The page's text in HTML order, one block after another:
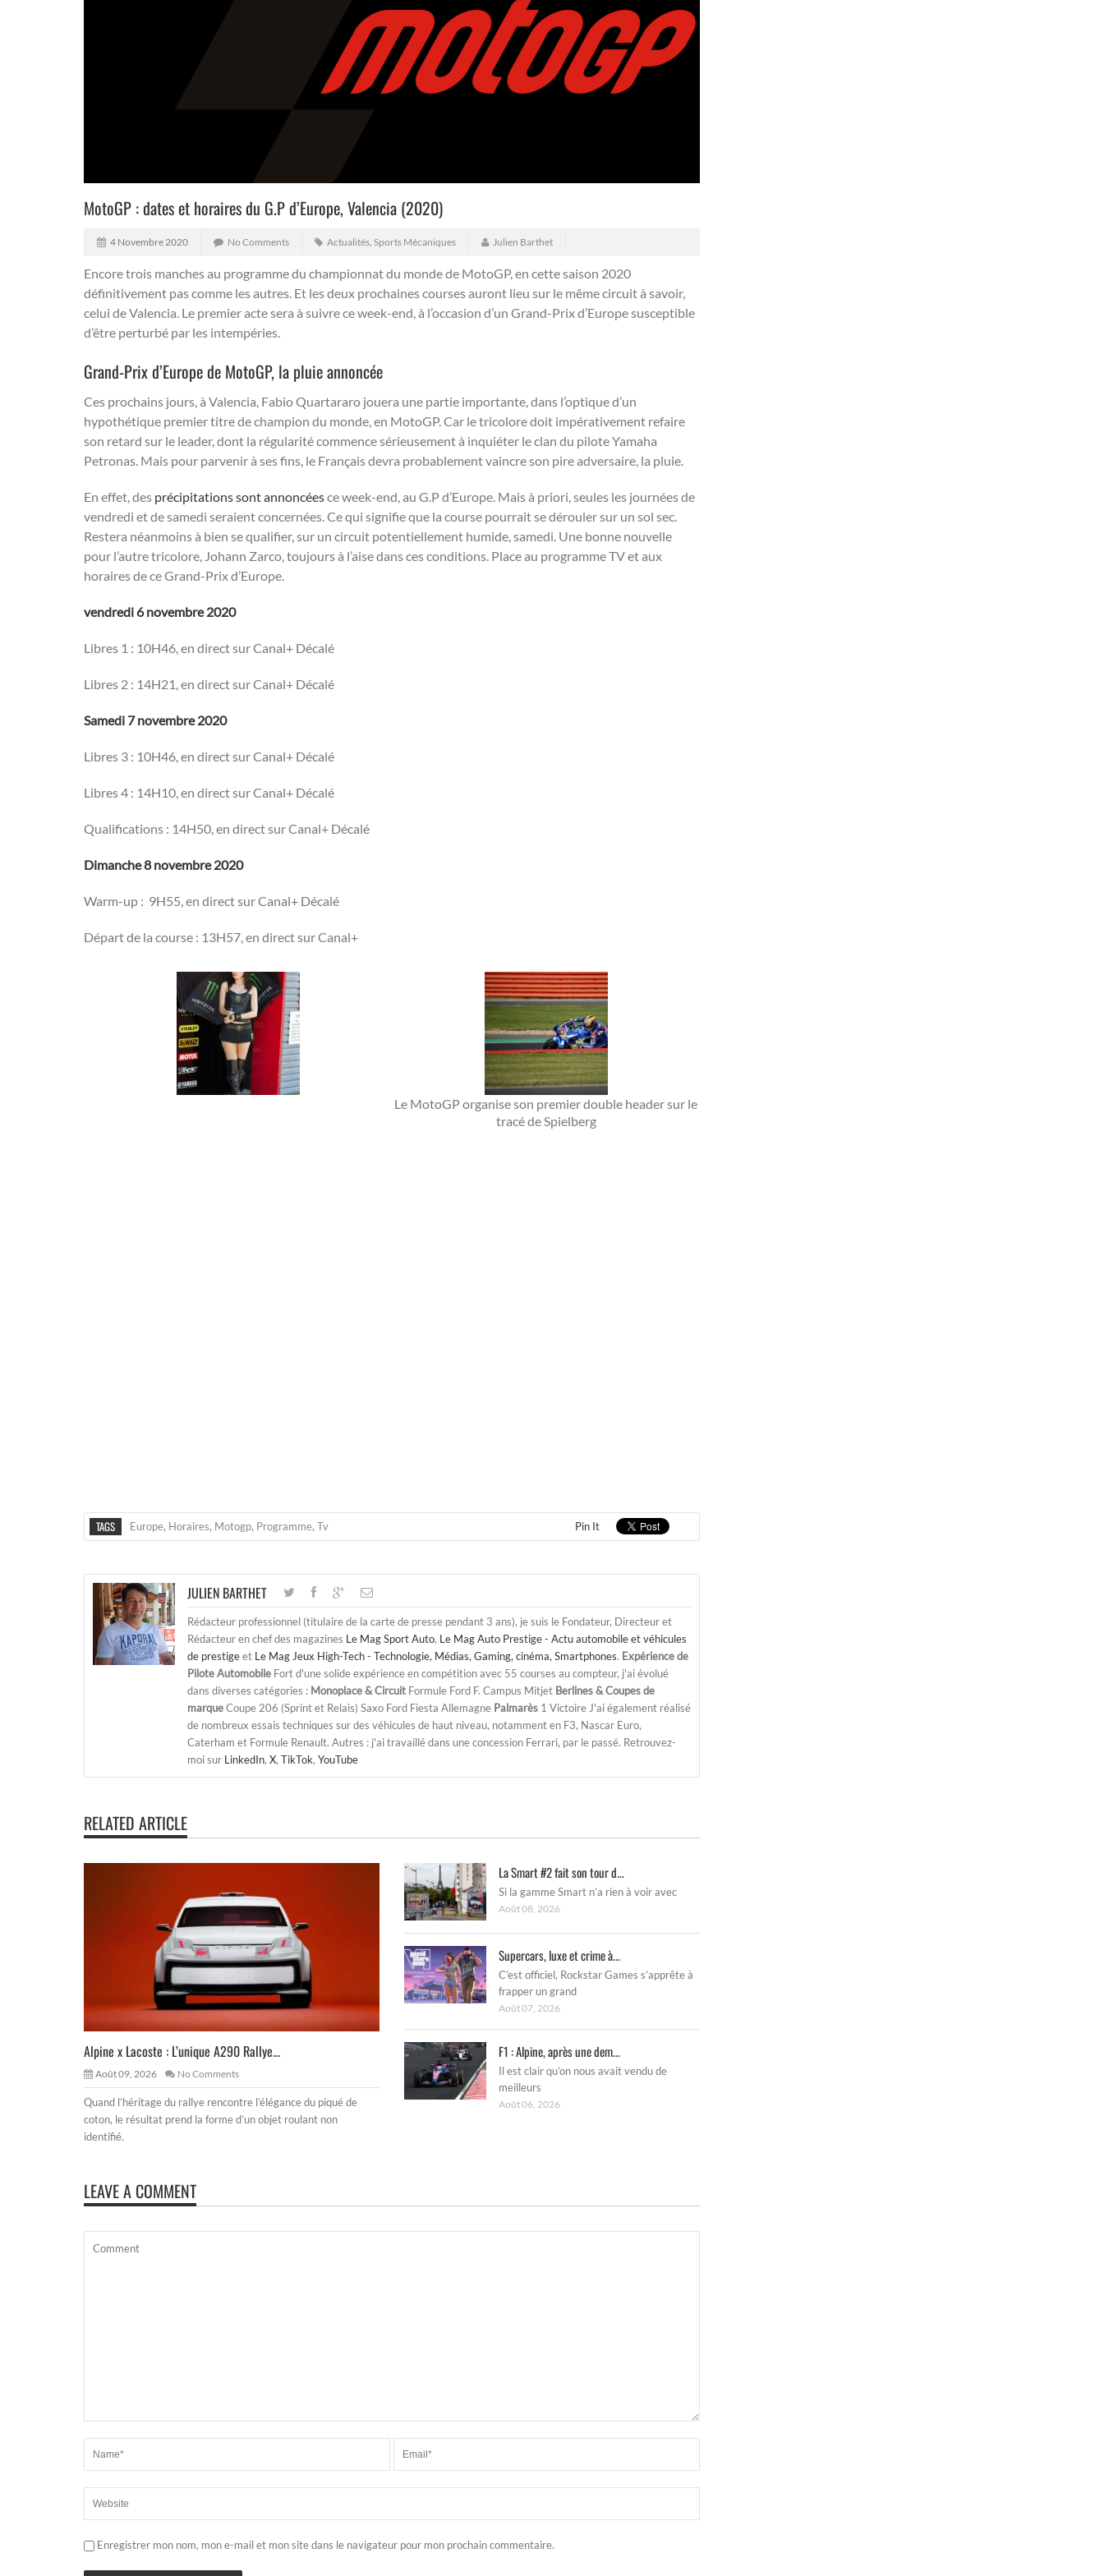
MotoGP : dates et horaires du G.P d’Europe, Valencia (2020)
4 Novembre 2020 No Comments Actualités, Sports Mécaniques Julien Barthet
Encore trois manches au programme du championnat du monde de MotoGP, en cette saison 2020
définitivement pas comme les autres. Et les deux prochaines courses auront lieu sur le même circuit à savoir,
celui de Valencia. Le premier acte sera à suivre ce week-end, à l’occasion d’un Grand-Prix d’Europe susceptible
d’être perturbé par les intempéries.
Grand-Prix d’Europe de MotoGP, la pluie annoncée
Ces prochains jours, à Valencia, Fabio Quartararo jouera une partie importante, dans l’optique d’un
hypothétique premier titre de champion du monde, en MotoGP. Car le tricolore doit impérativement refaire
son retard sur le leader, dont la régularité commence sérieusement à inquiéter le clan du pilote Yamaha
Petronas. Mais pour parvenir à ses fins, le Français devra probablement vaincre son pire adversaire, la pluie.
En effet, des précipitations sont annoncéesce week-end, au G.P d’Europe. Mais à priori, seules les journées de
vendredi et de samedi seraient concernées. Ce qui signifie que la course pourrait se dérouler sur un sol sec.
Restera néanmoins à bien se qualifier, sur un circuit potentiellement humide, samedi. Une bonne nouvelle
pour l’autre tricolore, Johann Zarco, toujours à l’aise dans ces conditions. Place au programme TV et aux
horaires de ce Grand-Prix d’Europe.
vendredi 6 novembre 2020
Libres 1 : 10H46, en direct sur Canal+ Décalé
Libres 2 : 14H21, en direct sur Canal+ Décalé
Samedi 7 novembre 2020
Libres 3 : 10H46, en direct sur Canal+ Décalé
Libres 4 : 14H10, en direct sur Canal+ Décalé
Qualifications : 14H50, en direct sur Canal+ Décalé
Dimanche 8 novembre 2020
Warm-up : 9H55, en direct sur Canal+ Décalé
Départ de la course : 13H57, en direct sur Canal+
Le MotoGP organise son premier double header sur le
tracé de Spielberg
TAGS Europe, Horaires, Motogp, Programme, Tv Pin It
JULIEN BARTHET
Rédacteur professionnel (titulaire de la carte de presse pendant 3 ans), je suis le Fondateur, Directeur et
Rédacteur en chef des magazines Le Mag Sport Auto, Le Mag Auto Prestige - Actu automobile et véhicules
de prestigeet Le Mag Jeux High-Tech - Technologie, Médias, Gaming, cinéma, Smartphones. Expérience de
Pilote Automobile Fort d'une solide expérience en compétition avec 55 courses au compteur, j'ai évolué
dans diverses catégories : Monoplace & Circuit Formule Ford F. Campus Mitjet Berlines & Coupes de
marqueCoupe 206 (Sprint et Relais) Saxo Ford Fiesta Allemagne Palmarès 1 Victoire J'ai également réalisé
de nombreux essais techniques sur des véhicules de haut niveau, notamment en F3, Nascar Euro,
Caterham et Formule Renault. Autres : j'ai travaillé dans une concession Ferrari, par le passé. Retrouvez-
moi sur LinkedIn, X, TikTok, YouTube
RELATED ARTICLE
Alpine x Lacoste : L’unique A290 Rallye...
Août 09, 2026 No Comments
Quand l’héritage du rallye rencontre l’élégance du piqué de
coton, le résultat prend la forme d’un objet roulant non
identifié.
La Smart #2 fait son tour d...
Si la gamme Smart n’a rien à voir avec
Août 08, 2026
Supercars, luxe et crime à...
C’est officiel, Rockstar Games s’apprête à
frapper un grand
Août 07, 2026
F1 : Alpine, après une dem...
Il est clair qu’on nous avait vendu de
meilleurs
Août 06, 2026
LEAVE A COMMENT
Enregistrer mon nom, mon e-mail et mon site dans le navigateur pour mon prochain commentaire.